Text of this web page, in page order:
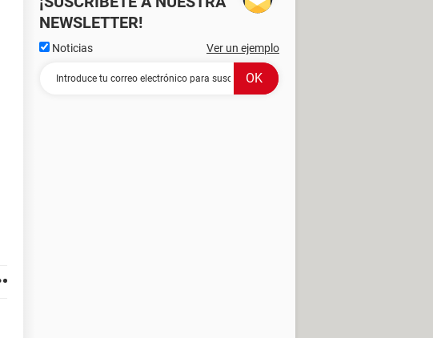
NEWSLETTER!
Noticias Ver un ejemplo